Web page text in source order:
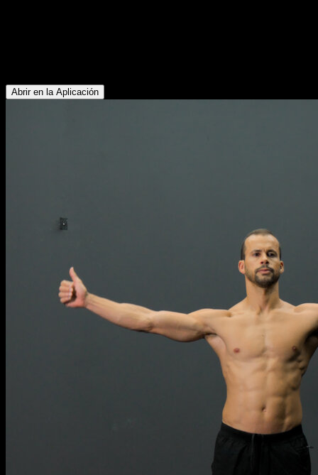
Abrir en la Aplicación